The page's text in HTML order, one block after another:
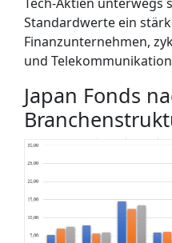
Standardwerte ein
Finanzunternehmen,
und
Japan Fonds